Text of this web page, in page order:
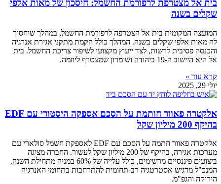
בית אל מצטרפת לרפורמת החשמל: חיסכון של מאות אלפי
שקלים בשנה
המועצה המקומית בית אל הצטרפה לרפורמת החשמל, במהלך שיחסוך
לה מאות אלפי שקלים בשנה. המהלך כולל הקמת מתקני אגירת אנרגיה
והכנסה פסיבית לרשות, לצד ייעוץ מקצועי לשיפור צריכת החשמל. בית
אל היא היישוב ה-19 ביהודה ושומרון שמצטרף ליוזמה.
קרא עוד »
יולי 29, 2025
אלקטרה פאוור חותמת על הסכם אספקה היסטורי עם EDF
בהיקף 200 מיליון שקל
אלקטרה פאוור חתמה על הסכם עם EDF לאספקת חשמל סולארי עם
מערכות אגירה, בהיקף של 200 מיליון שקל לעשור. החברה מציגה
ביצועים פיננסיים מרשימים, כולל עלייה של 60% במניה מתחילת השנה.
המנכ"ל מדגיש אסטרטגיה רב-תחומית להתרחבות בתחומי האנרגיה
הירוקה והגפ"מ.